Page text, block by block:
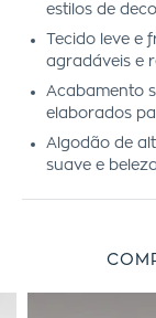
estilos de
Tecido leve e
agradáveis e
Acabamento
elaborados
Algodão de
suave e